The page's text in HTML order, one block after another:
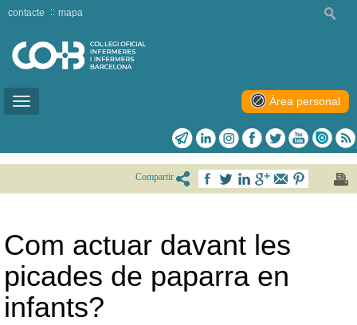
Toggle
contacte mapa
Àrea personal
Compartir
Com actuar davant les
picades de paparra en
infants?